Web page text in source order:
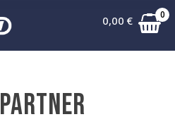
0,00 € 0
Partner